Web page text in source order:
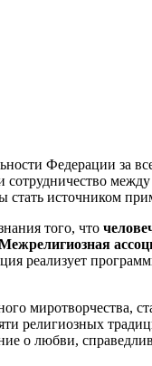
Федерации за
источником
того, что
реализует
миротворчества,
религиозных
о любви,